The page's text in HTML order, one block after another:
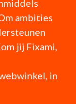
ambities
jij Fixami,
in